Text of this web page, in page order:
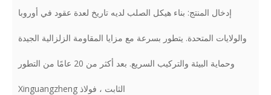
إدخال المنتج: بناء هيكل الصلب لديه تاريخ لعدة عقود في أوروبا
والولايات المتحدة. يتطور بسرعة مع مزايا المقاومة الزلزالية الجيدة
وحماية البيئة والتركيب السريع. بعد أكثر من 20 عامًا من التطور
الثابت ، فولاذ Xinguangzheng